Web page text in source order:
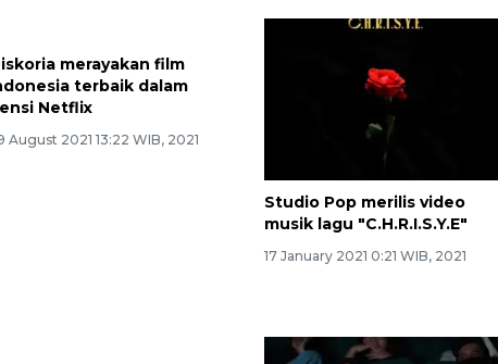
Studio Pop merilis video
musik lagu "C.H.R.I.S.Y.E"
17 January 2021 0:21 WIB, 2021